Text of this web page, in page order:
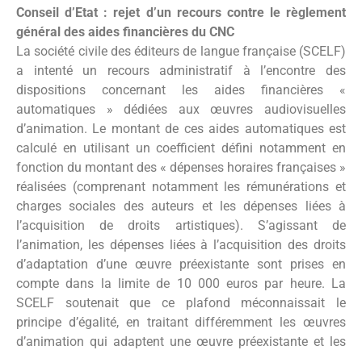
Conseil d’Etat : rejet d’un recours contre le règlement
général des aides financières du CNC
La société civile des éditeurs de langue française (SCELF)
a intenté un recours administratif à l’encontre des
dispositions concernant les aides financières «
automatiques » dédiées aux œuvres audiovisuelles
d’animation. Le montant de ces aides automatiques est
calculé en utilisant un coefficient défini notamment en
fonction du montant des « dépenses horaires françaises »
réalisées (comprenant notamment les rémunérations et
charges sociales des auteurs et les dépenses liées à
l’acquisition de droits artistiques). S’agissant de
l’animation, les dépenses liées à l’acquisition des droits
d’adaptation d’une œuvre préexistante sont prises en
compte dans la limite de 10 000 euros par heure. La
SCELF soutenait que ce plafond méconnaissait le
principe d’égalité, en traitant différemment les œuvres
d’animation qui adaptent une œuvre préexistante et les